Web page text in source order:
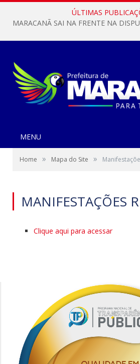
ÚLTIMAS
MENU
Home » Mapa do Site »
MANIFESTAÇÕES
Clique aqui para acessar